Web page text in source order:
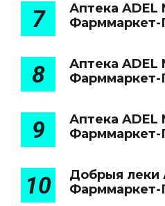
7
Аптека
8
Аптека ADEL
9
Аптека ADEL
10
Добрыя леки